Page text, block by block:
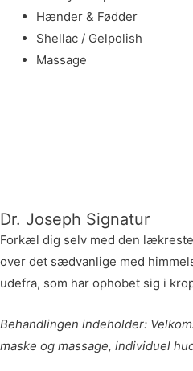
Hænder & Fødder
Shellac / Gelpolish
Massage
Dr. Joseph Signatur
Forkæl dig selv med den
over det sædvanlige med
udefra, som har ophobet sig i
Behandlingen indeholder:
maske og massage, individuel